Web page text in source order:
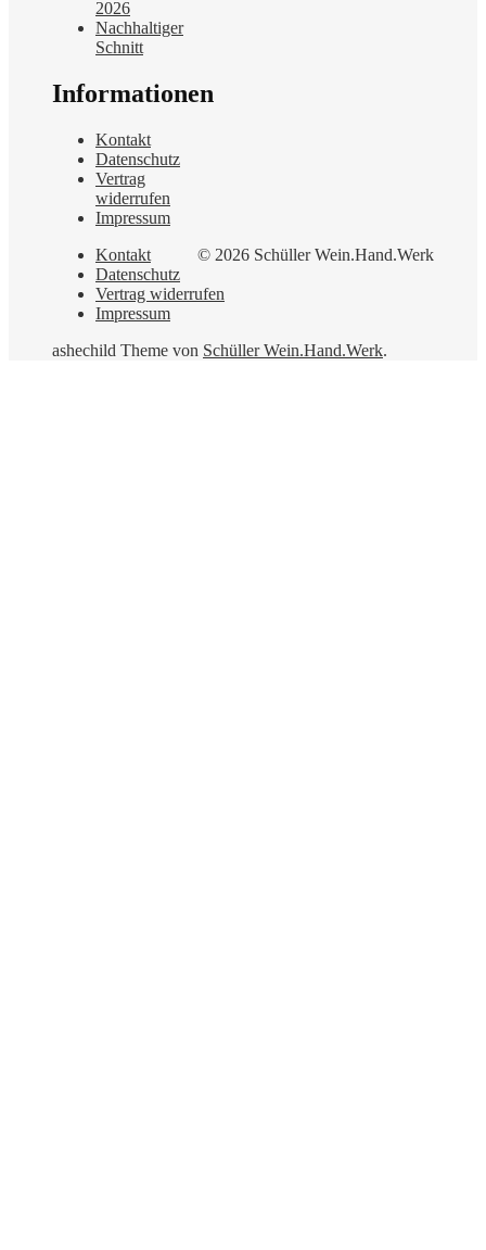
2026
Nachhaltiger
Schnitt
Informationen
Kontakt
Datenschutz
Vertrag
widerrufen
Impressum
© 2026 Schüller Wein.Hand.Werk
Kontakt
Datenschutz
Vertrag widerrufen
Impressum
ashechild Theme von Schüller Wein.Hand.Werk.